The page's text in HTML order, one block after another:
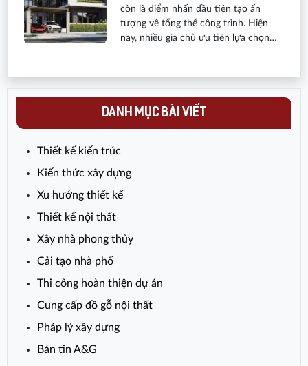
còn là điểm nhấn đầu tiên tạo ấn
tượng về tổng thể công trình. Hiện
nay, nhiều gia chủ ưu tiên lựa chọn
gàng, hài hòa với kiến trúc ngôi nhà
không chỉ đáp ứng tốt nhu cầu sử
DANH MỤC BÀI VIẾT
Thiết kế kiến trúc
Kiến thức xây dựng
Xu hướng thiết kế
Thiết kế nội thất
Xây nhà phong thủy
Cải tạo nhà phố
Thi công hoàn thiện dự án
Cung cấp đồ gỗ nội thất
Pháp lý xây dựng
Bản tin A&G